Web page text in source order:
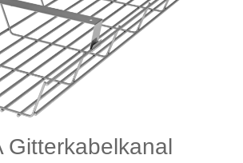
Gitterkabelkanal